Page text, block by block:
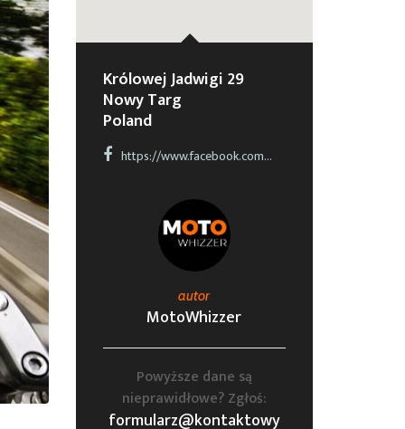
Królowej Jadwigi 29
Nowy Targ
Poland
https://www.facebook.com/pages/Bajera/540447559326527
autor
MotoWhizzer
Powyższe dane są
nieprawidłowe? Zgłoś:
formularz@kontaktowy